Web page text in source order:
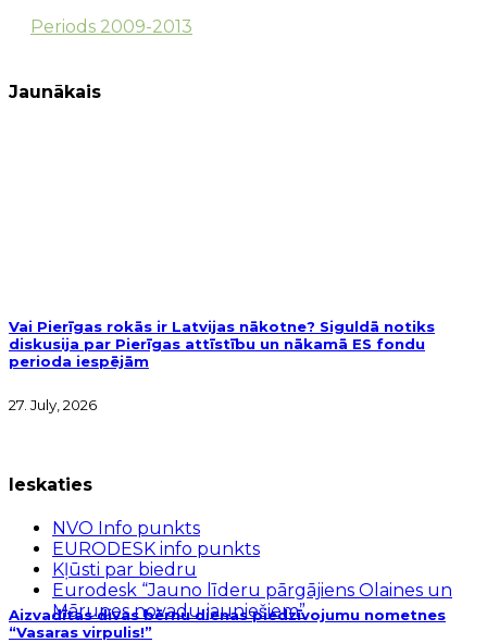
Periods 2009-2013
Jaunākais
Vai Pierīgas rokās ir Latvijas nākotne? Siguldā notiks
diskusija par Pierīgas attīstību un nākamā ES fondu
perioda iespējām
27. July, 2026
Aizvadītas divas bērnu dienas piedzīvojumu nometnes
“Vasaras virpulis!”
Ieskaties
NVO Info punkts
EURODESK info punkts
Kļūsti par biedru
Eurodesk “Jauno līderu pārgājiens Olaines un
Mārupes novadu jauniešiem”